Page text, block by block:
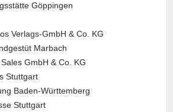
Göppingen
Verlags-GmbH & Co. KG
Marbach
GmbH & Co. KG
Stuttgart
Baden-Württemberg
Stuttgart